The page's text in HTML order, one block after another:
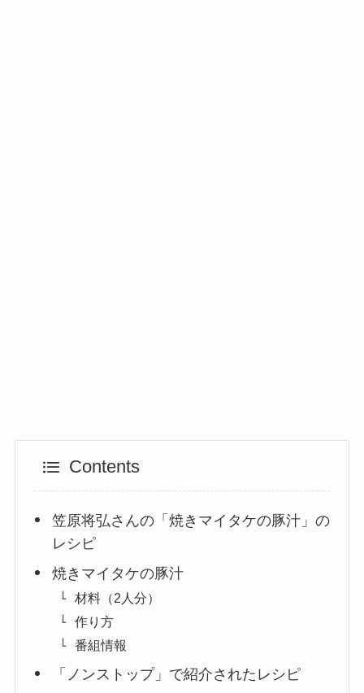
Contents
笠原将弘さんの「焼きマイタケの豚汁」の
レシピ
焼きマイタケの豚汁
材料（2人分）
作り方
番組情報
「ノンストップ」で紹介されたレシピ